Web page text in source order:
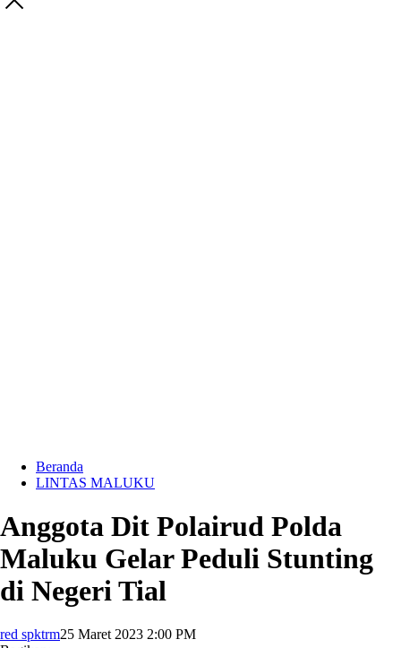
Beranda
LINTAS MALUKU
Anggota Dit Polairud Polda
Maluku Gelar Peduli Stunting
di Negeri Tial
red spktrm25 Maret 2023 2:00 PM